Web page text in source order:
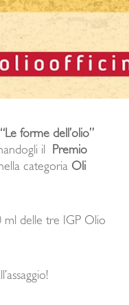
“Le forme dell’olio”
il Premio
categoria Oli
ml delle tre IGP Olio